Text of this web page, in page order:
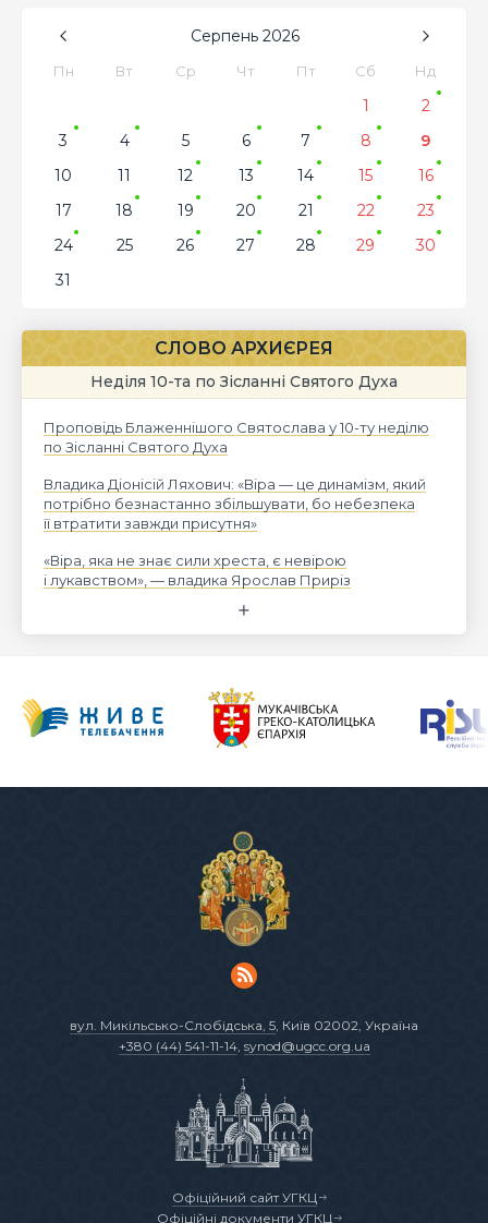
Серпень 2026
Пн Вт Ср Чт Пт Сб Нд
1
2
3
4 5 6 7 8
9
10
11 12 13 14 15
16
17
18 19 20 21 22
23
24
25 26 27 28 29
30
31
СЛОВО АРХИЄРЕЯ
Неділя 10-та по Зісланні Святого Духа
Проповідь Блаженнішого Святослава у 10-ту неділю
по Зісланні Святого Духа
Владика Діонісій Ляхович: «Віра — це динамізм, який
потрібно безнастанно збільшувати, бо небезпека
її втратити завжди присутня»
«Віра, яка не знає сили хреста, є невірою
і лукавством», — владика Ярослав Приріз
вул. Микільсько-Слобідська, 5 , Київ 02002, Україна
+380 (44) 541-11-14, synod@ugcc.org.ua
Офіційний сайт УГКЦ
Офіційні документи УГКЦ